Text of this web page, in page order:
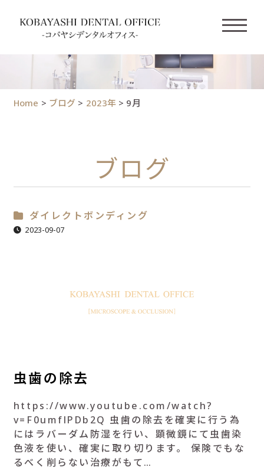
Home > ブログ > 2023年 > 9月
ブログ
ダイレクトボンディング
2023-09-07
虫歯の除去
https://www.youtube.com/watch?
v=F0umflPDb2Q 虫歯の除去を確実に行う為
にはラバーダム防湿を行い、顕微鏡にて虫歯染
色液を使い、確実に取り切ります。 保険でもな
るべく削らない治療がもて…